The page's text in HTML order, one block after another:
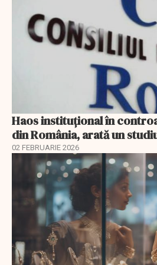
Haos instituțional în
din România, arată un
02 FEBRUARIE 2026